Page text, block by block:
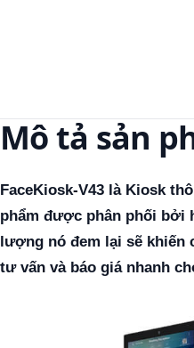
Mô tả sản
FaceKiosk-V43 là Kiosk
phẩm được phân phối bởi
lượng nó đem lại sẽ khiến
tư vấn và báo giá nhanh